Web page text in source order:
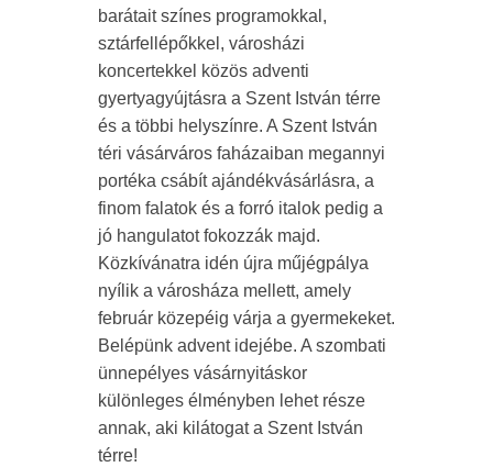
barátait színes programokkal,
sztárfellépőkkel, városházi
koncertekkel közös adventi
gyertyagyújtásra a Szent István térre
és a többi helyszínre. A Szent István
téri vásárváros faházaiban megannyi
portéka csábít ajándékvásárlásra, a
finom falatok és a forró italok pedig a
jó hangulatot fokozzák majd.
Közkívánatra idén újra műjégpálya
nyílik a városháza mellett, amely
február közepéig várja a gyermekeket.
Belépünk advent idejébe. A szombati
ünnepélyes vásárnyitáskor
különleges élményben lehet része
annak, aki kilátogat a Szent István
térre!